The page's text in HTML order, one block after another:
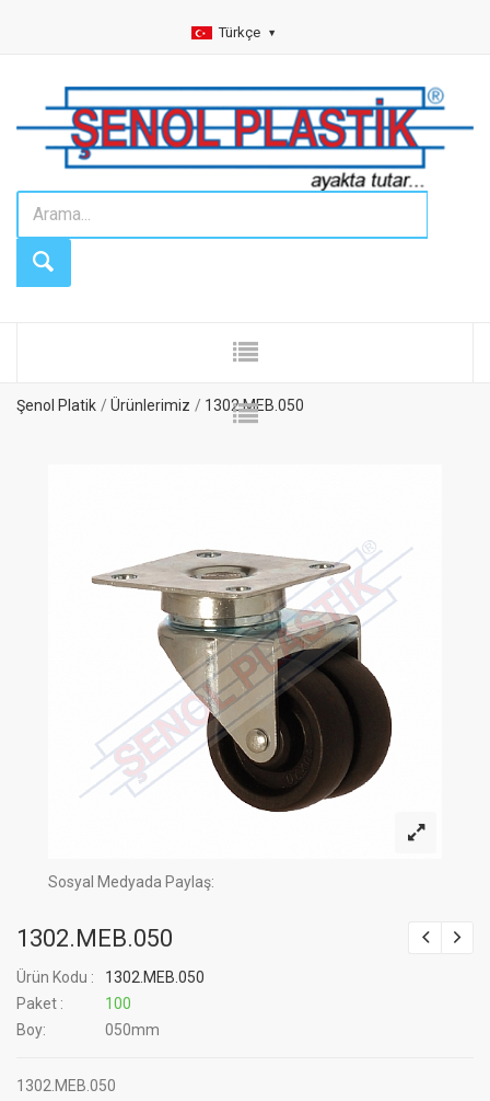
Türkçe
Şenol Platik Ürünlerimiz 1302.MEB.050
Sosyal Medyada Paylaş:
1302.MEB.050
Ürün Kodu :
1302.MEB.050
Paket :
100
Boy:
050mm
1302.MEB.050